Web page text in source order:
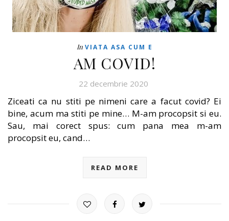
In VIATA ASA CUM E
AM COVID!
22 decembrie 2020
Ziceati ca nu stiti pe nimeni care a facut covid? Ei
bine, acum ma stiti pe mine… M-am procopsit si eu.
Sau, mai corect spus: cum pana mea m-am
procopsit eu, cand…
READ MORE